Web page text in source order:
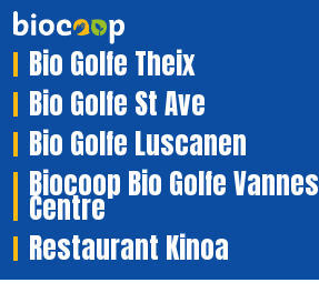
Bio Golfe Theix
Bio Golfe St Ave
Bio Golfe Luscanen
Biocoop Bio Golfe Vannes
Centre
Restaurant Kinoa